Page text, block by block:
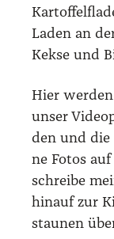
Laden an
Kek­se und
Hier
unser
den und
ne Fotos
schrei­be
hin­auf zur
stau­nen